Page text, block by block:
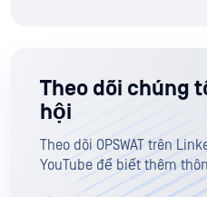
Theo dõi chúng
hội
Theo dõi OPSWAT trên
YouTube để biết thêm